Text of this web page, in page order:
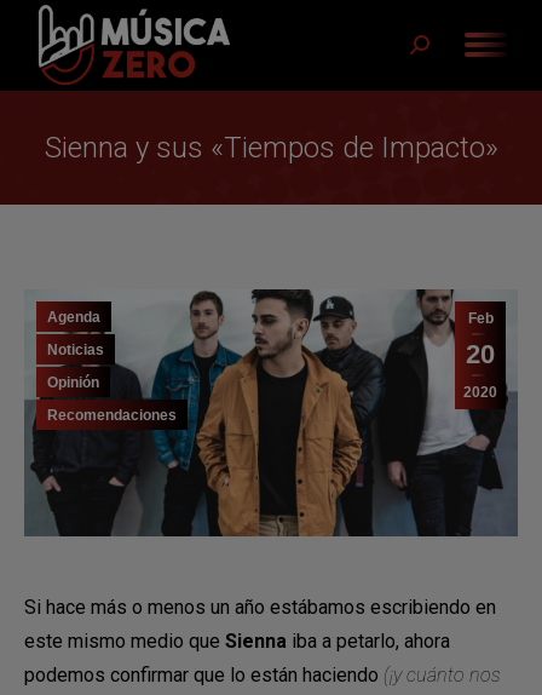
Buscar:
Sienna y sus «Tiempos de Impacto»
Feb
20
2020
Agenda
Noticias
Opinión
Recomendaciones
Si hace más o menos un año estábamos escribiendo en
este mismo medio que Sienna iba a petarlo, ahora
podemos confirmar que lo están haciendo (¡y cuánto nos